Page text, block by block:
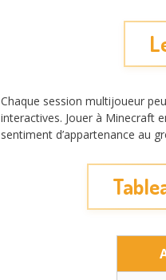
Chaque session multijoueur
interactives. Jouer à Minecraft
sentiment d’appartenance au